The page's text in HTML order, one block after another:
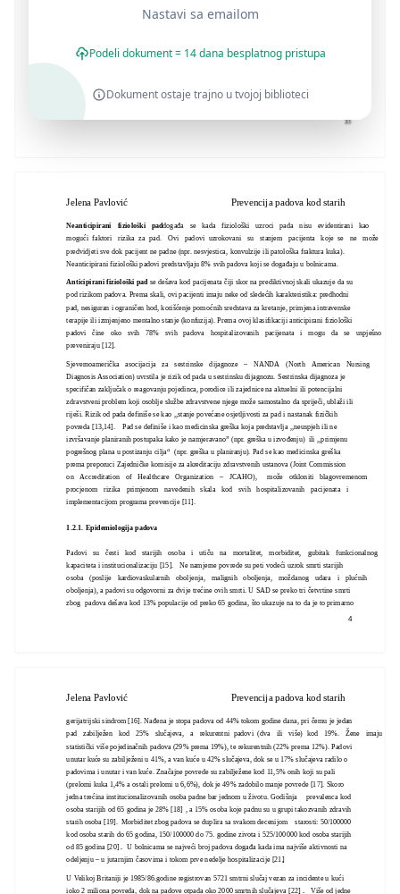
Jelena Pavlović Prevencija padova kod starih
4
Neanticipirani fiziološki paddogađa se kada fiziološki uzroci pada nisu evidentirani kao
mogući faktori rizika za pad. Ovi padovi uzrokovani su stanjem pacijenta koje se ne može
predvidjeti sve dok pacijent ne padne (npr. nesvjestica, konvulzije ili patološka fraktura kuka).
Neanticipirani fiziološki padovi predstavljaju 8% svih padova koji se događaju u bolnicama.
Anticipirani fiziološki padse dešava kod pacijenata čiji skor na prediktivnoj skali ukazuje da su
pod rizikom padova. Prema skali, ovi pacijenti imaju neke od sledećih karakteristika: predhodni
pad, nesiguran i ograničen hod, korišćenje pomoćnih sredstava za kretanje, primjena intravenske
terapije ili izmjenjeno mentalno stanje (konfuzija). Prema ovoj klasifikaciji anticipirani fiziološki
padovi čine oko svih 78% svih padova hospitalizovanih pacijenata i mogu da se uspješno
preveniraju [12].
Sjevernoamerička asocijacija za sestrinske dijagnoze – NANDA (North American Nursing
Diagnosis Association) uvrstila je rizik od pada u sestrinsku dijagnozu. Sestrinska dijagnoza je
specifičan zaključak o reagovanju pojedinca, porodice ili zajednice na aktuelni ili potencijalni
zdravstveni problem koji osoblje službe zdravstvene njege može samostalno da spriječi, ublaži ili
riješi. Rizik od pada definiše se kao ,,stanje povećane osjetljivosti za pad i nastanak fizičkih
povreda [13,14].
Pad se definiše i kao medicinska greška koja predstavlja ,,neuspjeh ili ne
izvršavanje planiranih postupaka kako je namjeravano” (npr. greška u izvođenju) ili ,,primjenu
pogrešnog plana u postizanju cilja“ (npr. greška u planiranju). Pad se kao medicinska greška
prema preporuci Zajedničke komisije za akreditaciju zdravstvenih ustanova (Joint Commission
on Accreditation of Healthcare Organization – JCAHO), može otkloniti blagovremenom
procjenom rizika primjenom navedenih skala kod svih hospitalizovanih pacijenata i
implementacijom programa prevencije [11].
1.2.1. Epidemiologija padova
Padovi su česti kod starijih osoba i utiču na mortalitet, morbiditet, gubitak funkcionalnog
kapaciteta i institucionalizaciju [15].
Ne namjerne povrede su peti vodeći uzrok smrti starijih
osoba (poslije kardiovaskularnih oboljenja, malignih oboljenja, moždanog udara i plućnih
oboljenja), a padovi su odgovorni za dvije trećine ovih smrti. U SAD se preko tri četvrtine smrti
zbog padova dešava kod 13% populacije od preko 65 godina, što ukazuje na to da je to primarno
Jelena Pavlović Prevencija padova kod starih
gerijatrijski sindrom [16]. Nađena je stopa padova od 44% tokom godine dana, pri čemu je jedan
pad zabilježen kod 25% slučajeva, a rekurentni padovi (dva ili više) kod 19%. Žene imaju
statistički više pojedinačnih padova (29% prema 19%), te rekurentnih (22% prema 12%). Padovi
unutar kuće su zabilježeni u 41%, a van kuće u 42% slučajeva, dok se u 17% slučajeva radilo o
padovima i unutar i van kuće. Značajne povrede su zabilježene kod 11,5% onih koji su pali
(prelomi kuka 1,4% a ostali prelomi u 6,6%), dok je 49% zadobilo manje povrede [17]. Skoro
jedna trećina institucionalizovanih osoba padne bar jednom u životu. Godišnja
prevalenca kod
osoba starijih od 65 godina je 28% [18] , a 15% osoba koje padnu su u grupi takozvanih zdravih
starih osoba [19]. Morbiditet zbog padova se duplira sa svakom decenijom
starosti: 50/100000
kod osoba starih do 65 godina, 150/100000 do 75. godine zivota i 525/100000 kod osoba starijih
od 85 godina [20] . U bolnicama se najveći broj padova događa kada ima najviše aktivnosti na
odeljenju – u jutarnjim časovima i tokom prve nedelje hospitalizacije [21].
U Velikoj Britaniji je 1985/86.godine registrovan 5721 smtrni slučaj vezan za incidente u kući
ioko 2 miliona povreda, dok na padove otpada oko 2000 smrtnih slučajeva [22] . Više od jedne
Nastavi sa emailom
Podeli dokument = 14 dana besplatnog pristupa
Dokument ostaje trajno u tvojoj biblioteci